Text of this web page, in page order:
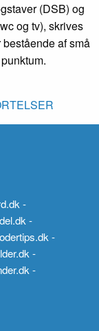
(DSB) og
og tv), skrives
af små
-
-
-
-
-